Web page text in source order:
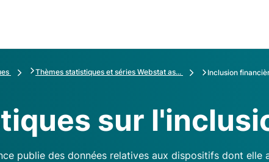
Thèmes statistiques et séries Webstat as... Inclusion
sur
publie des données relatives aux dispositifs dont elle